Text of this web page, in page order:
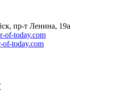
пр-т Ленина, 19а
of-today.com
of-today.com